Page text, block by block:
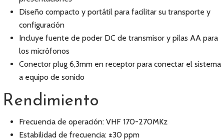
Diseño compacto y portátil para facilitar su transporte y
configuración
Incluye fuente de poder DC de transmisor y pilas AA para
los micrófonos
Conector plug 6,3mm en receptor para conectar el sistema
a equipo de sonido
Rendimiento
Frecuencia de operación: VHF 170-270MKz
Estabilidad de frecuencia: ±30 ppm